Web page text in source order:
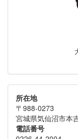
所在地
〒988-0273
宮城県気仙沼市本
電話番号